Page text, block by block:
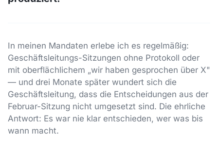
In meinen Mandaten erlebe ich es regelmäßig:
Geschäftsleitungs-Sitzungen ohne Protokoll oder
mit oberflächlichem „wir haben gesprochen über X"
— und drei Monate später wundert sich die
Geschäftsleitung, dass die Entscheidungen aus der
Februar-Sitzung nicht umgesetzt sind. Die ehrliche
Antwort: Es war nie klar entschieden, wer was bis
wann macht.